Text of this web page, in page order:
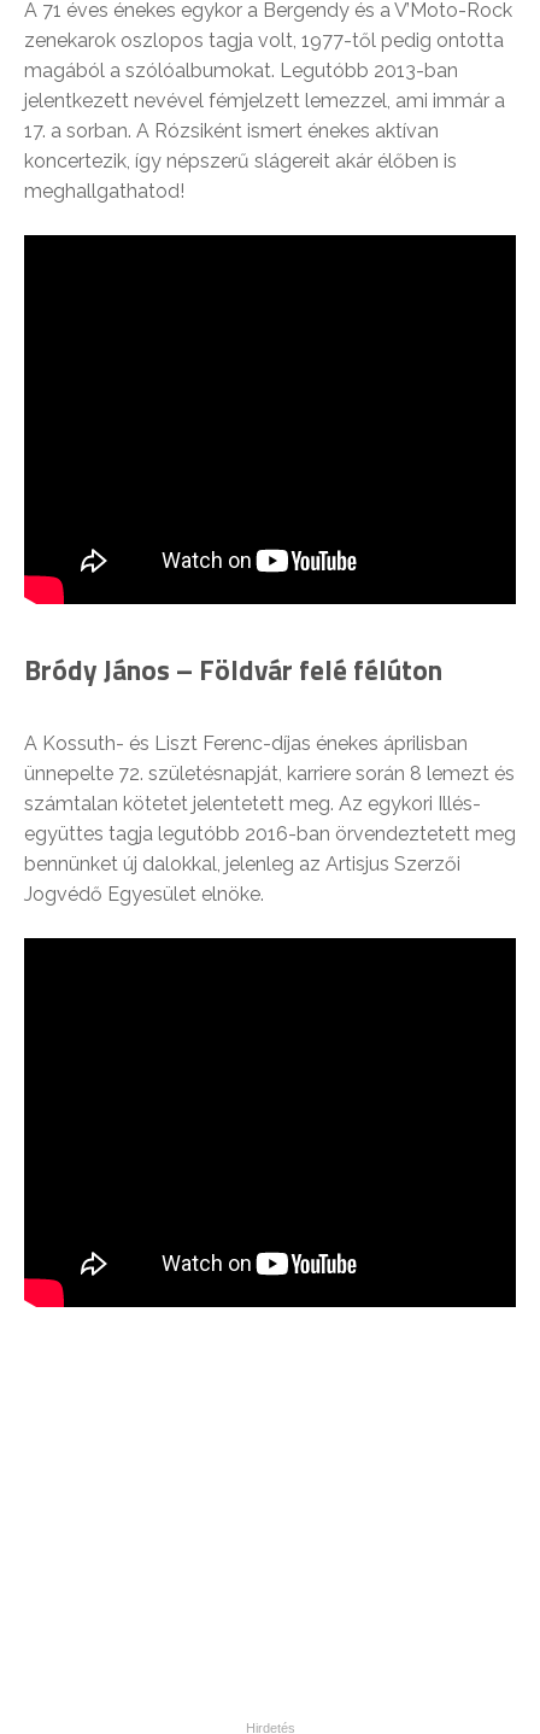
A 71 éves énekes egykor a Bergendy és a V’Moto-Rock
zenekarok oszlopos tagja volt, 1977-től pedig ontotta
magából a szólóalbumokat. Legutóbb 2013-ban
jelentkezett nevével fémjelzett lemezzel, ami immár a
17. a sorban. A Rózsiként ismert énekes aktívan
koncertezik, így népszerű slágereit akár élőben is
meghallgathatod!
Bródy János – Földvár felé félúton
A Kossuth- és Liszt Ferenc-díjas énekes áprilisban
ünnepelte 72. születésnapját, karriere során 8 lemezt és
számtalan kötetet jelentetett meg. Az egykori Illés-
együttes tagja legutóbb 2016-ban örvendeztetett meg
bennünket új dalokkal, jelenleg az Artisjus Szerzői
Jogvédő Egyesület elnöke.